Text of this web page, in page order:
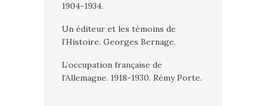
1904-1934.
Un éditeur et les témoins de
l’Histoire. Georges Bernage.
L’occupation française de
l’Allemagne. 1918-1930. Rémy Porte.